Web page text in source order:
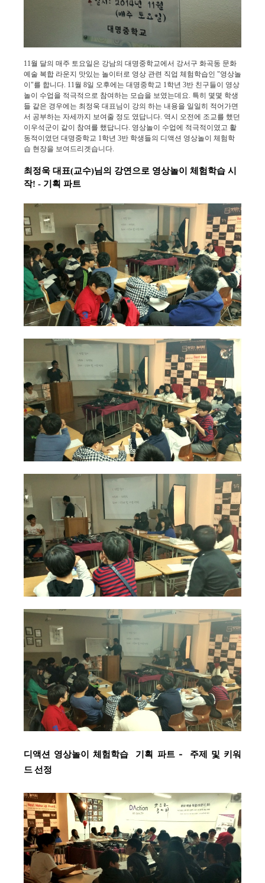
11월 달의 매주 토요일은 강남의 대명중학교에서 강서구 화곡동 문화
예술 복합 라운지 맛있는 놀이터로 영상 관련 직업 체험학습인 "영상놀
이"를 합니다. 11월 8일 오후에는 대명중학교 1학년 3반 친구들이 영상
놀이 수업을 적극적으로 참여하는 모습을 보였는데요. 특히 몇몇 학생
들 같은 경우에는 최정욱 대표님이 강의 하는 내용을 일일히 적어가면
서 공부하는 자세까지 보여줄 정도 였답니다. 역시 오전에 조교를 했던
이우석군이 같이 참여를 했답니다. 영상놀이 수업에 적극적이였고 활
동적이였던 대명중학교 1학년 3반 학생들의 디액션 영상놀이 체험학
습 현장을 보여드리겟습니다.
최정욱 대표(교수)님의 강연으로 영상놀이 체험학습 시
작! - 기획 파트
디액션 영상놀이 체험학습
기획 파트 - 주제 및 키워
드 선정